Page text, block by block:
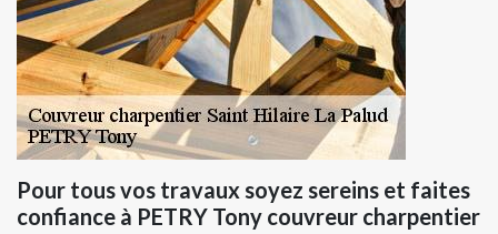
Pour tous vos travaux soyez sereins et faites
confiance à PETRY Tony couvreur charpentier